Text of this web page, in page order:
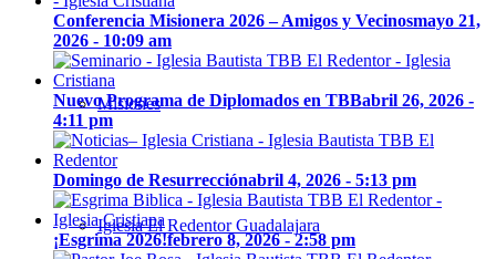
Misiones
Iglesia El Redentor Guadalajara
Conferencia Misionera 2026 – Amigos y Vecinosmayo 21,
2026 - 10:09 am
Nuevo Programa de Diplomados en TBBabril 26, 2026 -
4:11 pm
Domingo de Resurrecciónabril 4, 2026 - 5:13 pm
¡Esgrima 2026!febrero 8, 2026 - 2:58 pm